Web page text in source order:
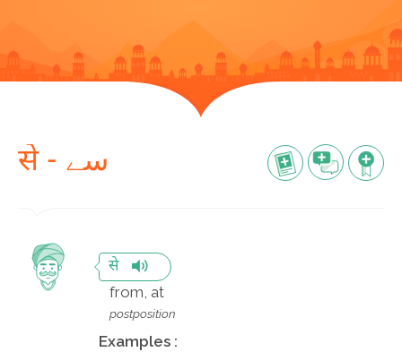
से - سے
से
from, at
postposition
Examples :